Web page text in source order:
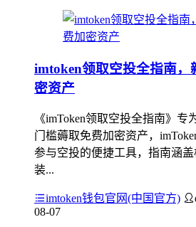
imtoken领取空投全指南，
密资产
《imToken领取空投全指南》
门槛薅取免费加密资产，
参与空投的便捷工具，指南涵
装...
imtoken钱包官网(中国官方)
08-07